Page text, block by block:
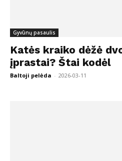
Gyvūnų pasaulis
Katės kraiko dėžė
įprastai? Štai kodėl
Baltoji pelėda - 2026-03-11